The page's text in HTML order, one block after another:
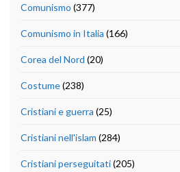
Comunismo (377)
Comunismo in Italia (166)
Corea del Nord (20)
Costume(238)
Cristiani e guerra (25)
Cristiani nell'islam (284)
Cristiani perseguitati(205)